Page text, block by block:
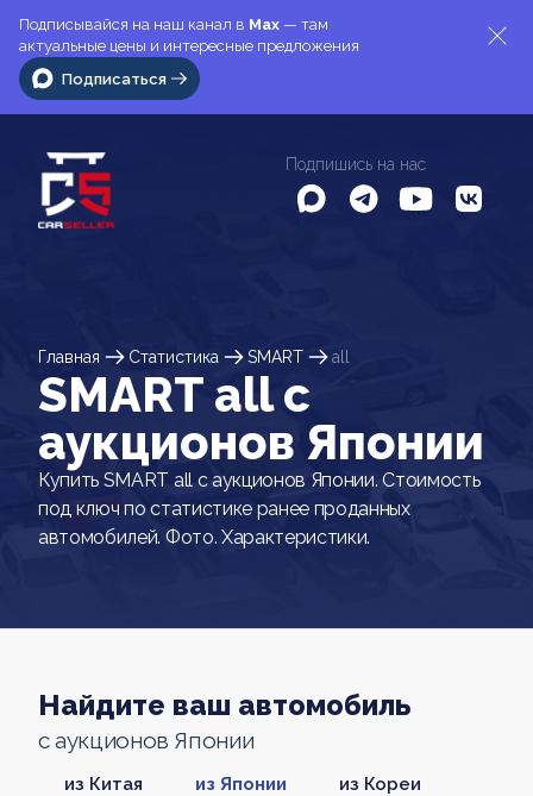
Подписывайся на наш канал в Max — там
актуальные цены и интересные предложения
Подписаться
Подпишись на нас
Главная Статистика SMART all
SMART all c
аукционов Японии
Купить SMART all с аукционов Японии. Стоимость
под ключ по статистике ранее проданных
автомобилей. Фото. Характеристики.
Найдите ваш автомобиль
с аукционов Японии
из Китая из Японии из Кореи